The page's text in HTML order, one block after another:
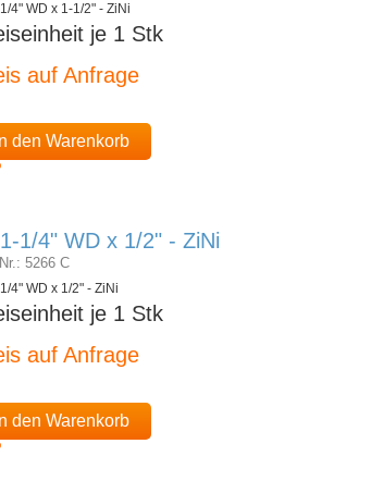
4" WD x 1-1/2" - ZiNi
je 1 Stk
auf Anfrage
In den Warenkorb
1/4" WD x 1/2" - ZiNi
5266 C
4" WD x 1/2" - ZiNi
je 1 Stk
auf Anfrage
In den Warenkorb